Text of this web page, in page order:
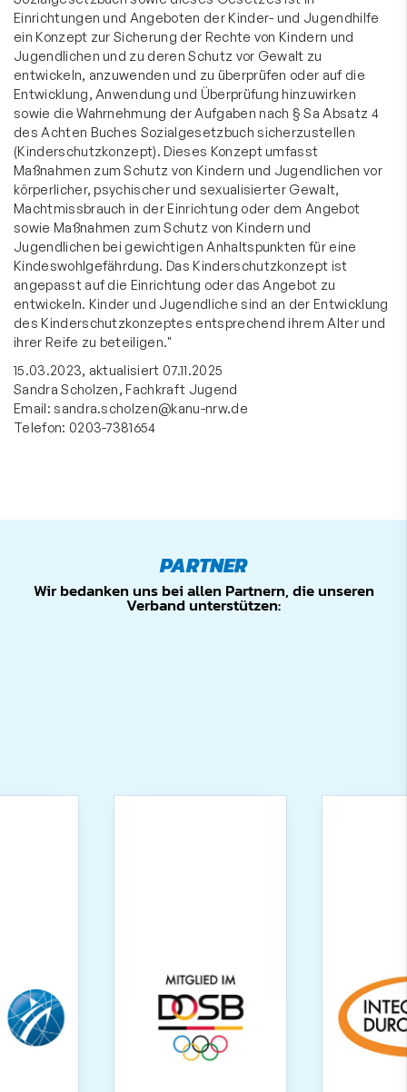
Einrichtungen und Angeboten der Kinder- und Jugendhilfe
ein Konzept zur Sicherung der Rechte von Kindern und
Jugendlichen und zu deren Schutz vor Gewalt zu
entwickeln, anzuwenden und zu überprüfen oder auf die
Entwicklung, Anwendung und Überprüfung hinzuwirken
sowie die Wahrnehmung der Aufgaben nach § Sa Absatz 4
des Achten Buches Sozialgesetzbuch sicherzustellen
(Kinderschutzkonzept). Dieses Konzept umfasst
Maßnahmen zum Schutz von Kindern und Jugendlichen vor
körperlicher, psychischer und sexualisierter Gewalt,
Machtmissbrauch in der Einrichtung oder dem Angebot
sowie Maßnahmen zum Schutz von Kindern und
Jugendlichen bei gewichtigen Anhaltspunkten für eine
Kindeswohlgefährdung. Das Kinderschutzkonzept ist
angepasst auf die Einrichtung oder das Angebot zu
entwickeln. Kinder und Jugendliche sind an der Entwicklung
des Kinderschutzkonzeptes entsprechend ihrem Alter und
ihrer Reife zu beteiligen."
15.03.2023, aktualisiert 07.11.2025
Sandra Scholzen, Fachkraft Jugend
Email:sandra.scholzen@kanu-nrw.de
Telefon: 0203-7381654
PARTNER
Wir bedanken uns bei allen Partnern, die unseren
Verband unterstützen: